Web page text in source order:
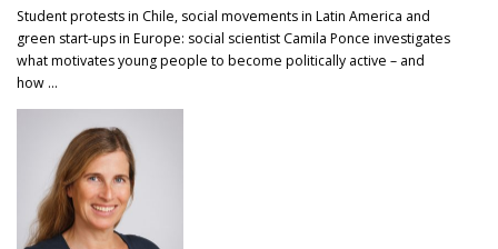
Student protests in Chile, social movements in Latin America and
green start-ups in Europe: social scientist Camila Ponce investigates
what motivates young people to become politically active – and
how ...